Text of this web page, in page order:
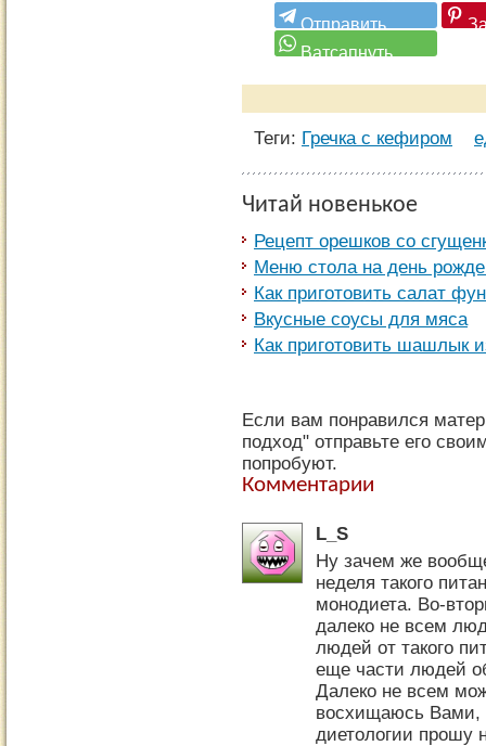
Теги: Гречка с кефиром
Читай новенькое
Рецепт орешков со
Меню стола на день
Как приготовить салат
Вкусные соусы для мяса
Как приготовить шашлык
Если вам понравился
подход" отправьте его
попробуют.
Комментарии
L_S
Ну зачем же
неделя такого
монодиета. Во-
далеко не всем
людей от такого
еще части людей
Далеко не всем
восхищаюсь Вами,
диетологии прошу